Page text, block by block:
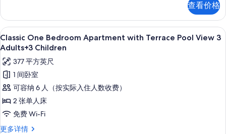
Adults+2
Children
的
所
有
照
片
with
Terrace
Pool
View
Adults+2
Children
更
多
信
查看价格
显
示
Classic
One
Bedroom
Apartment
with
Terrace
Pool
高档床上用品、客房内保险箱、免费
10
Classic One Bedroom Apartment with Terrace Pool View 3
Adults+3 Children
377 平方英尺
1 间卧室
可容纳 6 人（按实际入住人数收费）
2 张单人床
免费 Wi-Fi
更多详情
Classic